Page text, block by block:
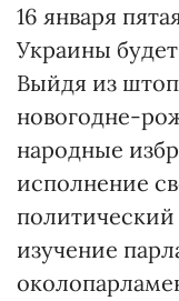
16 января
Украины
Выйдя из
новогодне-
народные
исполнение
изучение